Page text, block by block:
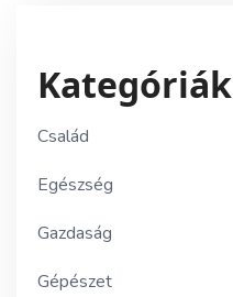
Kategóriák
Család
Egészség
Gazdaság
Gépészet